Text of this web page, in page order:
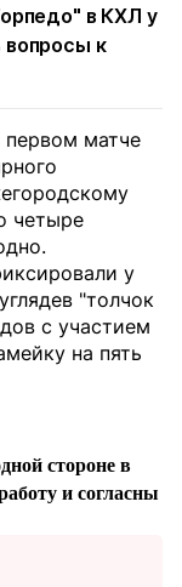
в КХЛ у
вопросы к
первом матче
четыре
у
"толчок
с участием
на пять
стороне в
и согласны